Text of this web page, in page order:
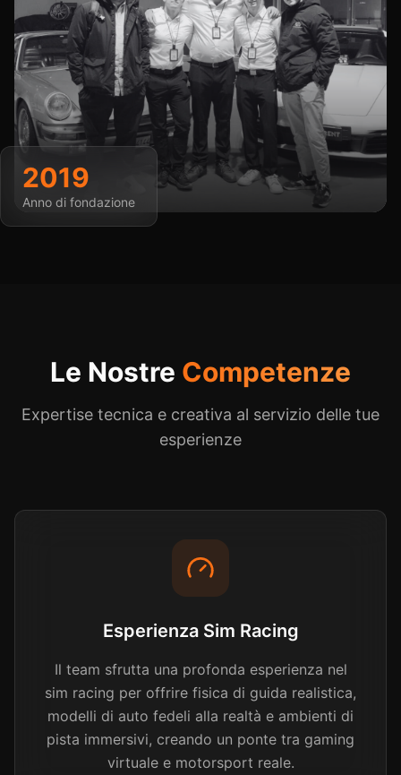
2019
Anno di fondazione
Le Nostre Competenze
Expertise tecnica e creativa al servizio delle tue
esperienze
Esperienza Sim Racing
Il team sfrutta una profonda esperienza nel
sim racing per offrire fisica di guida realistica,
modelli di auto fedeli alla realtà e ambienti di
pista immersivi, creando un ponte tra gaming
virtuale e motorsport reale.